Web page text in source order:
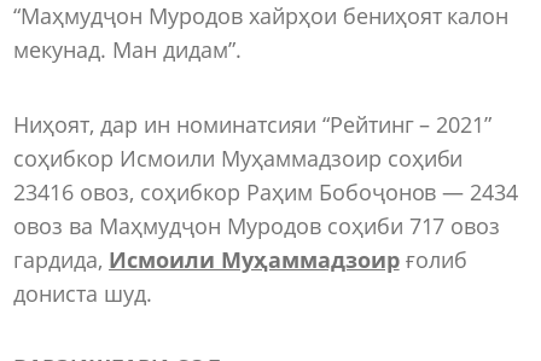
“Маҳмудҷон Муродов хайрҳои бениҳоят калон
мекунад. Ман дидам”.
Ниҳоят, дар ин номинатсияи “Рейтинг – 2021”
соҳибкор Исмоили Муҳаммадзоир соҳиби
23416 овоз, соҳибкор Раҳим Бобоҷонов — 2434
овоз ва Маҳмудҷон Муродов соҳиби 717 овоз
гардида, Исмоили Муҳаммадзоирғолиб
дониста шуд.